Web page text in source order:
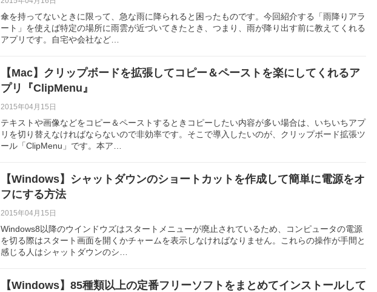
傘を持ってないときに限って、急な雨に降られると困ったものです。今回紹介する「雨降りアラ
ート」を使えば特定の場所に雨雲が近づいてきたとき、つまり、雨が降り出す前に教えてくれる
アプリです。自宅や会社など…
【Mac】クリップボードを拡張してコピー＆ペーストを楽にしてくれるア
プリ『ClipMenu』
2015年04月15日
テキストや画像などをコピー＆ペーストするときコピーしたい内容が多い場合は、いちいちアプ
リを切り替えなければならないので非効率です。そこで導入したいのが、クリップボード拡張ツ
ール「ClipMenu」です。本ア…
【Windows】シャットダウンのショートカットを作成して簡単に電源をオ
フにする方法
2015年04月15日
Windows8以降のウインドウズはスタートメニューが廃止されているため、コンピュータの電源
を切る際はスタート画面を開くかチャームを表示しなければなりません。これらの操作が手間と
感じる人はシャットダウンのシ…
【Windows】85種類以上の定番フリーソフトをまとめてインストールして